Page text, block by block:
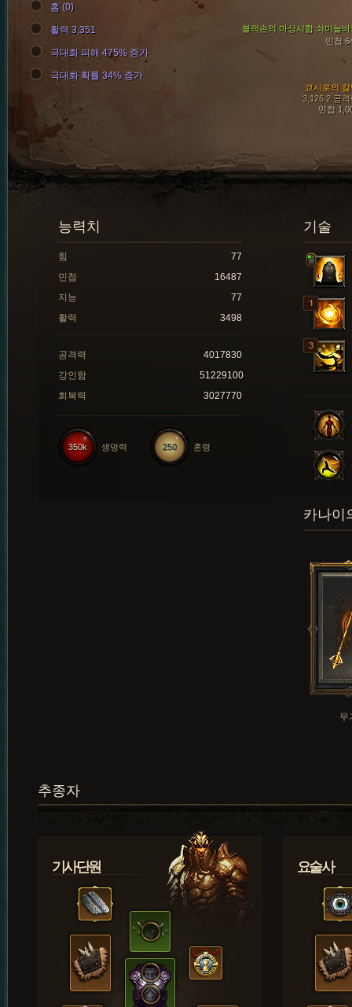
블랙손의 마상시합 쇠미늘바
민첩
쿄시로의 칼
3,126.2 공격
민첩
홈 (0)
활력 3,351
극대화 피해 475% 증가
극대화 확률 34% 증가
기술
능력치
힘
77
민첩
16487
지능
77
활력
3498
공격력
4017830
강인함
51229100
회복력
3027770
250 혼령
350k 생명력
카나이
무
추종자
기사단원 요술사